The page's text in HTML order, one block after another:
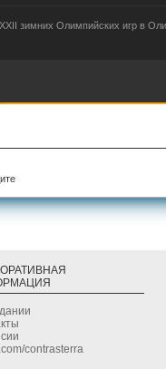
зимних Олимпийских игр в
contrasterra